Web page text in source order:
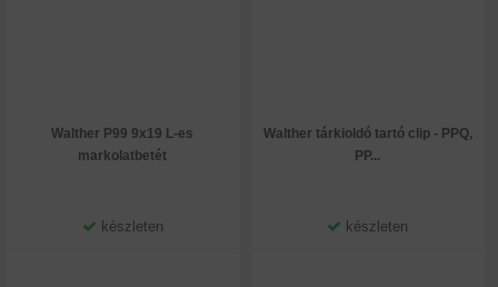
Walther P99 9x19 L-es
markolatbetét
készleten
Walther tárkioldó tartó clip - PPQ,
PP...
készleten